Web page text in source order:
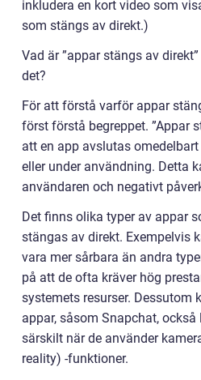
inkludera en kort video som
som stängs av direkt.)
Vad är ”appar stängs av
det?
För att förstå varför appar
först förstå begreppet. ”Appar
att en app avslutas
eller under användning. Detta
användaren och negativt
Det finns olika typer av appar
stängas av direkt. Exempelvis
vara mer sårbara än andra
på att de ofta kräver hög
systemets resurser. Dessutom
appar, såsom Snapchat,
särskilt när de använder
reality) -funktioner.